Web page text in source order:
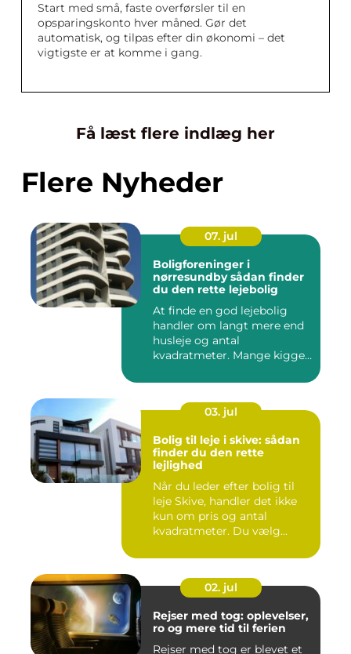
Start med små, faste overførsler til en
opsparingskonto hver måned. Gør det
automatisk, og tilpas efter din økonomi – det
vigtigste er at komme i gang.
Få læst flere indlæg her
Flere Nyheder
07. jul
Boligforeninger i
nørresundby sådan finder
du den rette lejebolig
At finde en god lejebolig
handler om langt mere end
husleje og antal
kvadratmeter. Mange kigger
03. jul
Bolig til leje i skive: sådan
finder du den rette
lejlighed
Når du leder efter bolig til
leje Skive, handler det ikke
kun om pris og antal
kvadratmeter. Du vælg...
02. jul
Rejser med tog: oplevelser,
ro og mere tid til ferien
Rejser med tog er blevet et